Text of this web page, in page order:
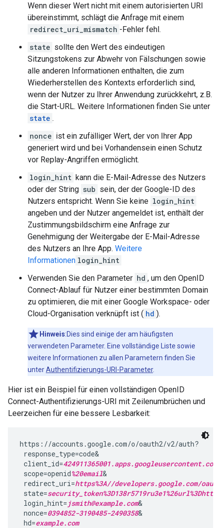
Wenn dieser Wert nicht mit einem autorisierten URI
übereinstimmt, schlägt die Anfrage mit einem
redirect_uri_mismatch -Fehler fehl.
state sollte den Wert des eindeutigen
Sitzungstokens zur Abwehr von Fälschungen sowie
alle anderen Informationen enthalten, die zum
Wiederherstellen des Kontexts erforderlich sind,
wenn der Nutzer zu Ihrer Anwendung zurückkehrt, z.B.
die Start-URL. Weitere Informationen finden Sie unter
state .
nonce ist ein zufälliger Wert, der von Ihrer App
generiert wird und bei Vorhandensein einen Schutz
vor Replay-Angriffen ermöglicht.
login_hint kann die E-Mail-Adresse des Nutzers
oder der String sub sein, der der Google-ID des
Nutzers entspricht. Wenn Sie keine login_hint
angeben und der Nutzer angemeldet ist, enthält der
Zustimmungsbildschirm eine Anfrage zur
Genehmigung der Weitergabe der E-Mail-Adresse
des Nutzers an Ihre App. Weitere
Informationen login_hint
Verwenden Sie den Parameter hd , um den OpenID
Connect-Ablauf für Nutzer einer bestimmten Domain
zu optimieren, die mit einer Google Workspace- oder
Cloud-Organisation verknüpft ist ( hd ).
Hinweis:Dies sind einige der am häufigsten
verwendeten Parameter. Eine vollständige Liste sowie
weitere Informationen zu allen Parametern finden Sie
unterAuthentifizierungs-URI-Parameter.
Hier ist ein Beispiel für einen vollständigen OpenID
Connect-Authentifizierungs-URI mit Zeilenumbrüchen und
Leerzeichen für eine bessere Lesbarkeit:
https://accounts.google.com/o/oauth2/v2/auth?
response_type=code&
client_id=424911365001.apps.googleusercontent.com
scope=openid%20email&
redirect_uri=https%3A//developers.google.com/
state=
login_hint= jsmith@example.com&
nonce=0394852-3190485-2490358&
hd=example.com